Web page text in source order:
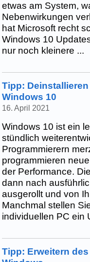
etwas am System,
Nebenwirkungen
hat Microsoft recht
Windows 10
nur noch kleinere ...
Tipp:
Windows 10
16. April 2021
Windows 10 ist ein
stündlich
Programmierern
programmieren
der Performance.
dann nach
ausgerollt und von
Manchmal stellen
individuellen PC ein
Tipp: Erweitern